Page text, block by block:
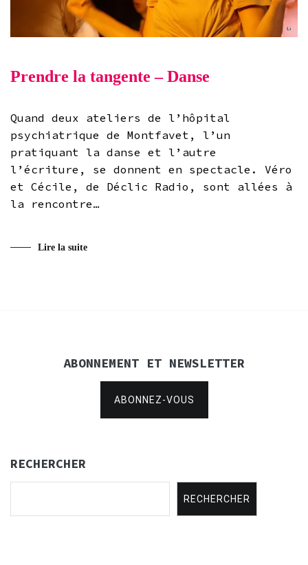
Prendre la tangente – Danse
Quand deux ateliers de l’hôpital
psychiatrique de Montfavet, l’un
pratiquant la danse et l’autre
l’écriture, se donnent en spectacle. Véro
et Cécile, de Déclic Radio, sont allées à
la rencontre…
Lire la suite
ABONNEMENT ET NEWSLETTER
ABONNEZ-VOUS
RECHERCHER
RECHERCHER